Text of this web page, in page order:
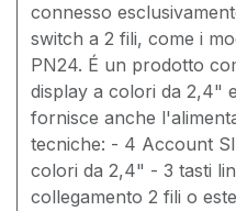
connesso
switch a 2 fili, come i
PN24. É un prodotto
display a colori da 2,4"
fornisce anche
tecniche: - 4 Account
colori da 2,4" - 3 tasti
collegamento 2 fili o